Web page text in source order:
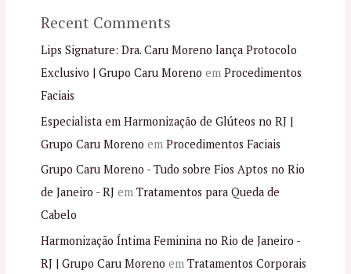
Recent Comments
Lips Signature: Dra. Caru Moreno lança Protocolo
Exclusivo | Grupo Caru Moreno em Procedimentos
Faciais
Especialista em Harmonização de Glúteos no RJ |
Grupo Caru Moreno em Procedimentos Faciais
Grupo Caru Moreno - Tudo sobre Fios Aptos no Rio
de Janeiro - RJem Tratamentos para Queda de
Cabelo
Harmonização Íntima Feminina no Rio de Janeiro -
RJ | Grupo Caru Moreno em Tratamentos Corporais